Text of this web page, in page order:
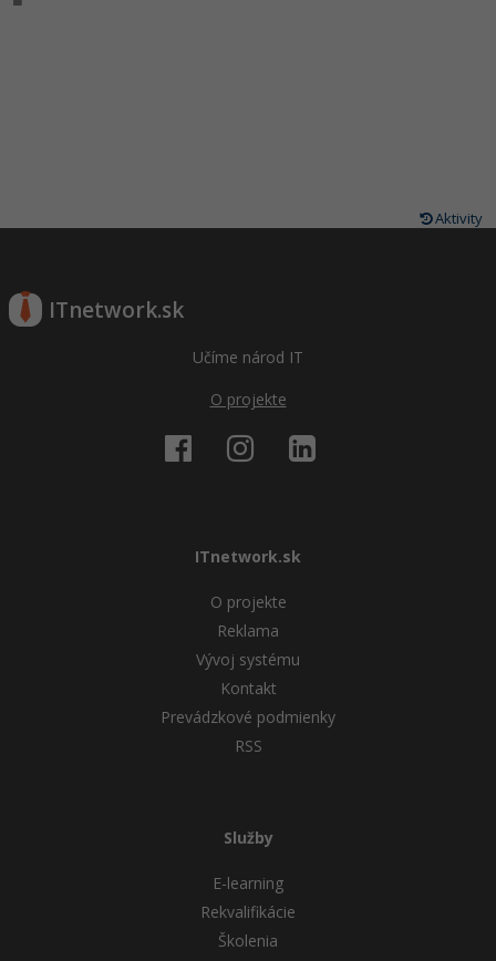
Aktivity
ITnetwork.sk
Učíme národ IT
O projekte
ITnetwork.sk
O projekte
Reklama
Vývoj systému
Kontakt
Prevádzkové podmienky
RSS
Služby
E-learning
Rekvalifikácie
Školenia